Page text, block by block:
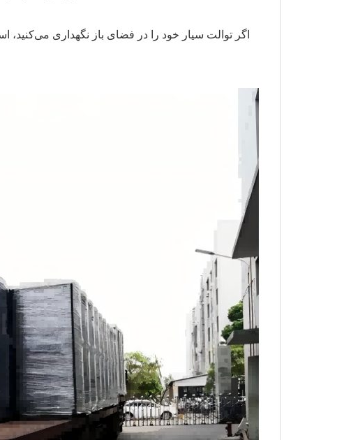
اگر توالت سیار خود را در فضای باز نگهداری